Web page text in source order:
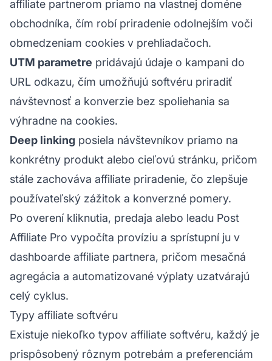
affiliate partnerom priamo na vlastnej doméne
obchodníka, čím robí priradenie odolnejším voči
obmedzeniam cookies v prehliadačoch.
UTM parametre pridávajú údaje o kampani do
URL odkazu, čím umožňujú softvéru priradiť
návštevnosť a konverzie bez spoliehania sa
výhradne na cookies.
Deep linking posiela návštevníkov priamo na
konkrétny produkt alebo cieľovú stránku, pričom
stále zachováva affiliate priradenie, čo zlepšuje
používateľský zážitok a konverzné pomery.
Po overení kliknutia, predaja alebo leadu Post
Affiliate Pro vypočíta províziu a sprístupní ju v
dashboarde affiliate partnera, pričom mesačná
agregácia a automatizované výplaty uzatvárajú
celý cyklus.
Typy affiliate softvéru
Existuje niekoľko typov affiliate softvéru, každý je
prispôsobený rôznym potrebám a preferenciám